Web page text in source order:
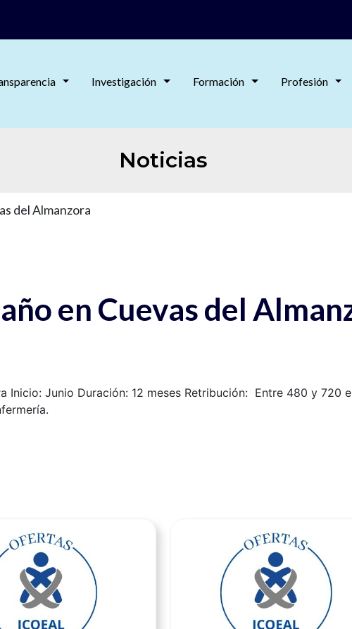
Investigación Formación Profesión
Noticias
del Almanzora
en Cuevas del
Inicio: Junio Duración: 12 meses Retribución: Entre 480 y 720